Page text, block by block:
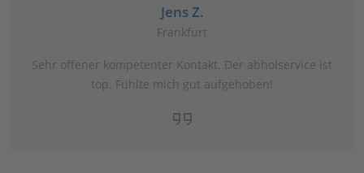
Jens Z.
Frankfurt
Sehr offener kompetenter Kontakt. Der abholservice ist
top. Fühlte mich gut aufgehoben!